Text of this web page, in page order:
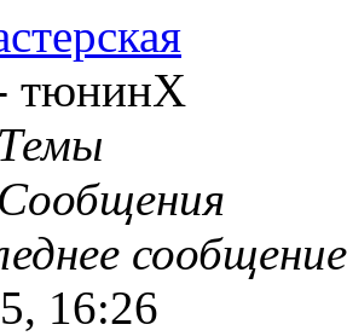
тюнинХ
Темы
Сообщения
сообщение
16:26